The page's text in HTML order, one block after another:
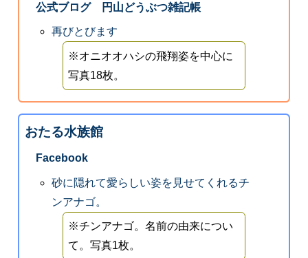
公式ブログ 円山どうぶつ雑記帳
再びとびます
※オニオオハシの飛翔姿を中心に
写真18枚。
おたる水族館
Facebook
砂に隠れて愛らしい姿を見せてくれるチ
ンアナゴ。
※チンアナゴ。名前の由来につい
て。写真1枚。